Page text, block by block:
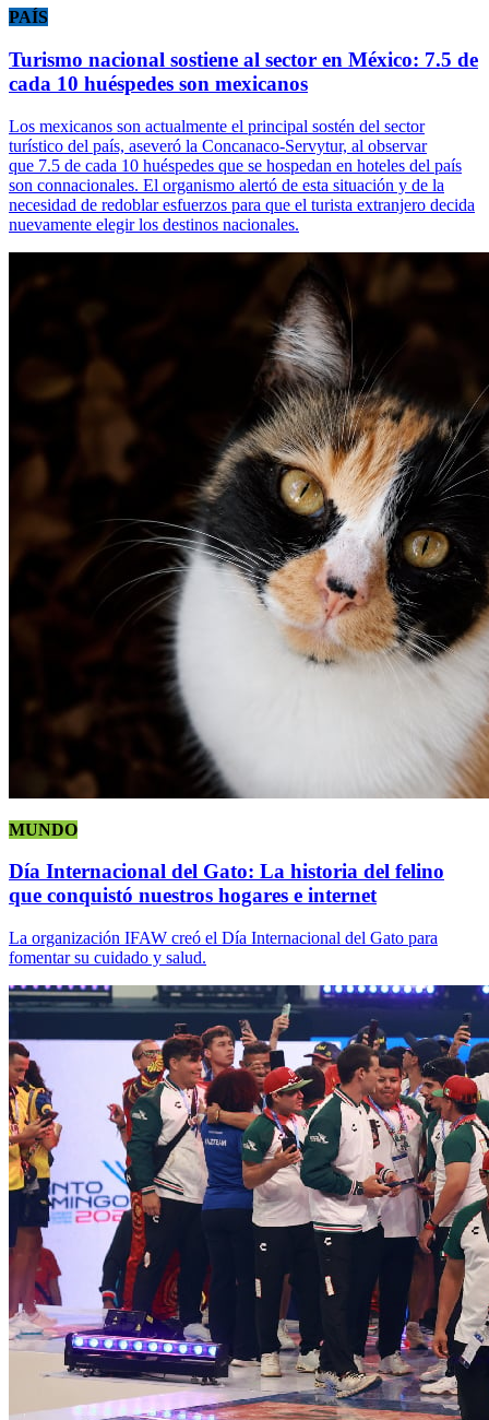
PAÍS
Turismo nacional sostiene al sector en México: 7.5 de
cada 10 huéspedes son mexicanos
Los mexicanos son actualmente el principal sostén del sector
turístico del país, aseveró la Concanaco-Servytur, al observar
que 7.5 de cada 10 huéspedes que se hospedan en hoteles del país
son connacionales. El organismo alertó de esta situación y de la
necesidad de redoblar esfuerzos para que el turista extranjero decida
nuevamente elegir los destinos nacionales.
MUNDO
Día Internacional del Gato: La historia del felino
que conquistó nuestros hogares e internet
La organización IFAW creó el Día Internacional del Gato para
fomentar su cuidado y salud.